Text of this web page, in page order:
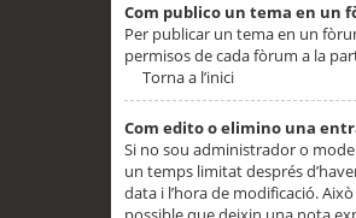
Com publico un tema en un
Per publicar un tema en un
permisos de cada fòrum a la
Torna a l’inici
Com edito o elimino una
Si no sou administrador o
un temps limitat després
data i l’hora de modificació.